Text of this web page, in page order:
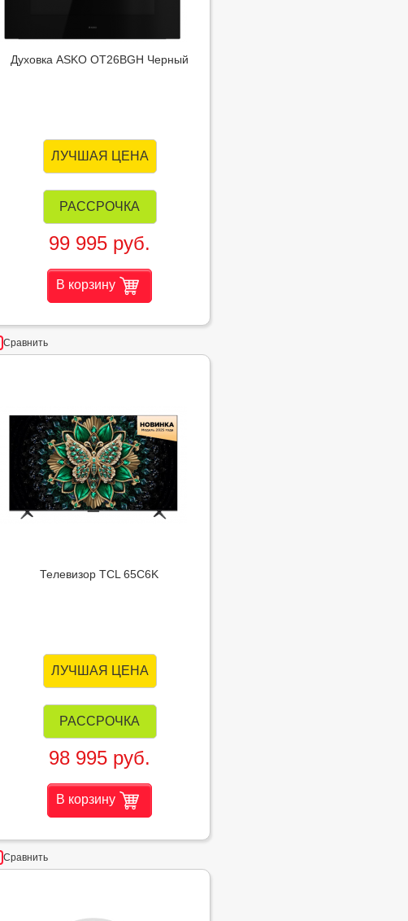
Духовка ASKO OT26BGH Черный
ЛУЧШАЯ ЦЕНА
РАССРОЧКА
99 995 руб.
В корзину
Сравнить
Телевизор TCL 65C6K
ЛУЧШАЯ ЦЕНА
РАССРОЧКА
98 995 руб.
В корзину
Сравнить